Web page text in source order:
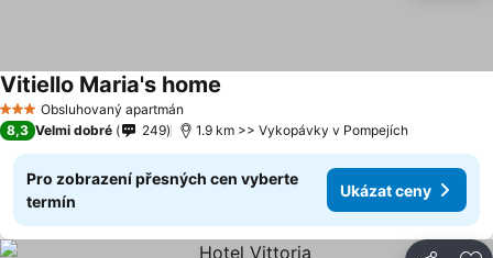
3 Počet hvězdiček
Obsluhovaný apartmán
Vitiello Maria's home
8,3 Velmi dobré 249 1.9 km >> Vykopávky v Pompejích
Pro zobrazení přesných cen vyberte
termín
Ukázat ceny